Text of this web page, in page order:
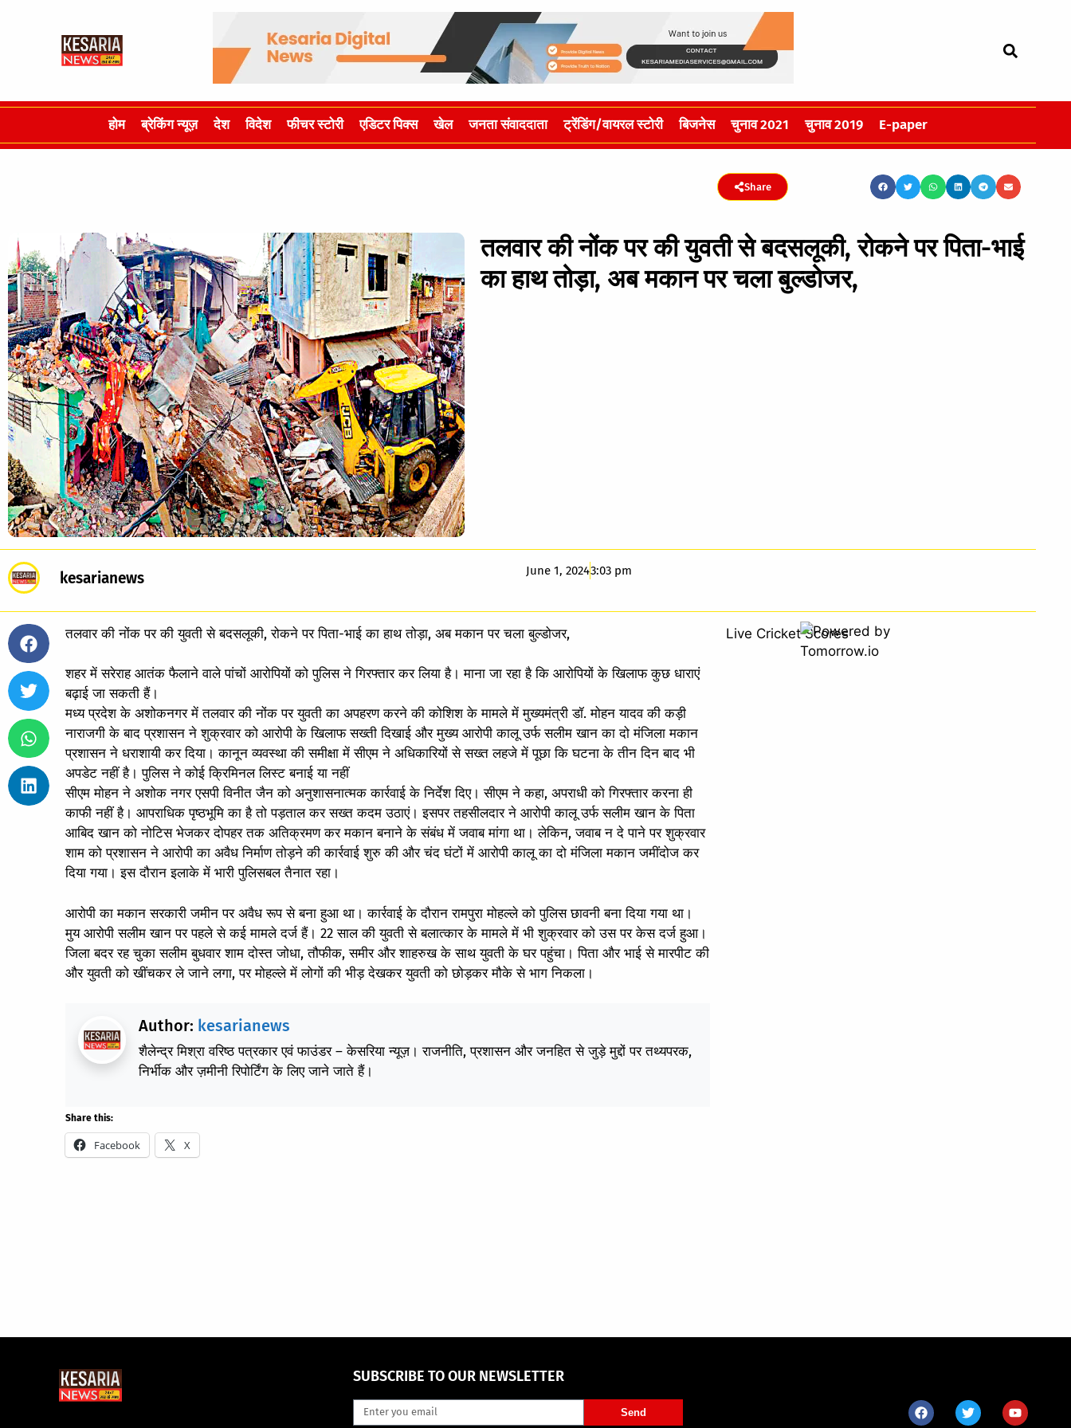
होम ब्रेकिंग न्यूज़ देश विदेश फीचर स्टोरी एडिटर पिक्स खेल जनता संवाददाता ट्रेंडिंग/वायरल स्टोरी बिजनेस चुनाव 2021 चुनाव 2019 E-paper
Share
तलवार की नोंक पर की युवती से बदसलूकी, रोकने पर पिता-भाई
का हाथ तोड़ा, अब मकान पर चला बुल्डोजर,
kesarianews June 1, 20243:03 pm
तलवार की नोंक पर की युवती से बदसलूकी, रोकने पर पिता-भाई का हाथ तोड़ा, अब मकान पर चला बुल्डोजर,
शहर में सरेराह आतंक फैलाने वाले पांचों आरोपियों को पुलिस ने गिरफ्तार कर लिया है। माना जा रहा है कि आरोपियों के खिलाफ कुछ धाराएं
बढ़ाई जा सकती हैं।
मध्य प्रदेश के अशोकनगर में तलवार की नोंक पर युवती का अपहरण करने की कोशिश के मामले में मुख्यमंत्री डॉ. मोहन यादव की कड़ी
नाराजगी के बाद प्रशासन ने शुक्रवार को आरोपी के खिलाफ सख्ती दिखाई और मुख्य आरोपी कालू उर्फ सलीम खान का दो मंजिला मकान
प्रशासन ने धराशायी कर दिया। कानून व्यवस्था की समीक्षा में सीएम ने अधिकारियों से सख्त लहजे में पूछा कि घटना के तीन दिन बाद भी
अपडेट नहीं है। पुलिस ने कोई क्रिमिनल लिस्ट बनाई या नहीं
सीएम मोहन ने अशोक नगर एसपी विनीत जैन को अनुशासनात्मक कार्रवाई के निर्देश दिए। सीएम ने कहा, अपराधी को गिरफ्तार करना ही
काफी नहीं है। आपराधिक पृष्ठभूमि का है तो पड़ताल कर सख्त कदम उठाएं। इसपर तहसीलदार ने आरोपी कालू उर्फ सलीम खान के पिता
आबिद खान को नोटिस भेजकर दोपहर तक अतिक्रमण कर मकान बनाने के संबंध में जवाब मांगा था। लेकिन, जवाब न दे पाने पर शुक्रवार
शाम को प्रशासन ने आरोपी का अवैध निर्माण तोड़ने की कार्रवाई शुरु की और चंद घंटों में आरोपी कालू का दो मंजिला मकान जमींदोज कर
दिया गया। इस दौरान इलाके में भारी पुलिसबल तैनात रहा।
आरोपी का मकान सरकारी जमीन पर अवैध रूप से बना हुआ था। कार्रवाई के दौरान रामपुरा मोहल्ले को पुलिस छावनी बना दिया गया था।
मुय आरोपी सलीम खान पर पहले से कई मामले दर्ज हैं। 22 साल की युवती से बलात्कार के मामले में भी शुक्रवार को उस पर केस दर्ज हुआ।
जिला बदर रह चुका सलीम बुधवार शाम दोस्त जोधा, तौफीक, समीर और शाहरुख के साथ युवती के घर पहुंचा। पिता और भाई से मारपीट की
और युवती को खींचकर ले जाने लगा, पर मोहल्ले में लोगों की भीड़ देखकर युवती को छोड़कर मौके से भाग निकला।
Author: kesarianews
शैलेन्द्र मिश्रा वरिष्ठ पत्रकार एवं फाउंडर – केसरिया न्यूज़। राजनीति, प्रशासन और जनहित से जुड़े मुद्दों पर तथ्यपरक,
निर्भीक और ज़मीनी रिपोर्टिंग के लिए जाने जाते हैं।
Share this:
Facebook X
Live Cricket Scores
SUBSCRIBE TO OUR NEWSLETTER
Send